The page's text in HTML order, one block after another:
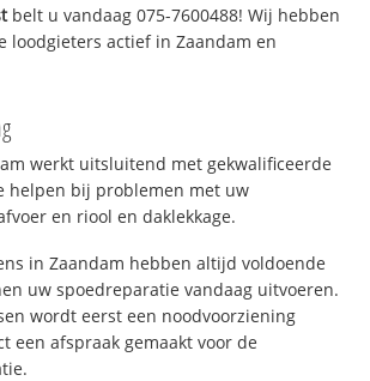
belt u vandaag 075-7600488! Wij hebben
loodgieters actief in Zaandam en
werkt uitsluitend met gekwalificeerde
helpen bij problemen met uw
en riool en daklekkage.
in Zaandam hebben altijd voldoende
uw spoedreparatie vandaag uitvoeren.
wordt eerst een noodvoorziening
een afspraak gemaakt voor de